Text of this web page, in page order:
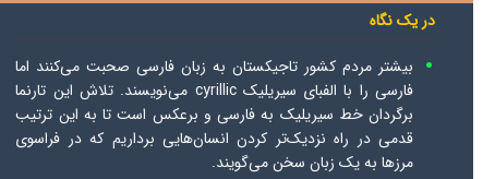
در یک نگاه
بیشتر مردم کشور تاجیکستان به زبان فارسی صحبت می‌کنند اما
فارسی را با الفبای سیریلیک cyrillic می‌نویسند. تلاش این تارنما
برگردان خط سیریلیک به فارسی و برعکس است تا به این ترتیب
قدمی در راه نزدیک‌تر کردن انسان‌هایی برداریم که در فراسوی
مرزها به یک زبان سخن می‌گویند.